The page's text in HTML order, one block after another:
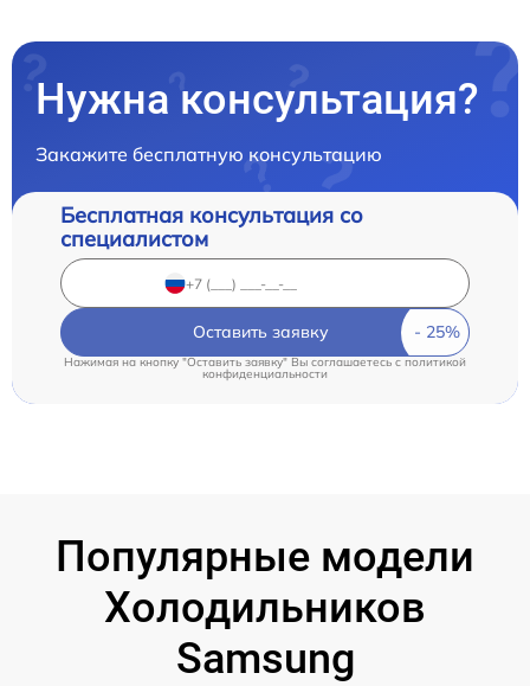
Нужна консультация?
Закажите бесплатную консультацию
Бесплатная консультация со
специалистом
Оставить заявку
Нажимая на кнопку "Оставить заявку" Вы соглашаетесь c политикой
конфиденциальности
Популярные модели
Холодильников
Samsung